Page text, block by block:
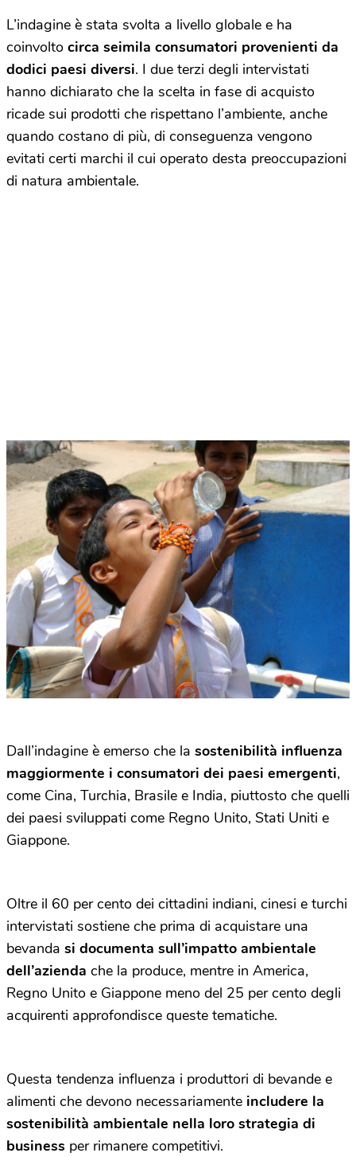
L’indagine è stata svolta a livello globale e ha
coinvolto circa seimila consumatori provenienti da
dodici paesi diversi. I due terzi degli intervistati
hanno dichiarato che la scelta in fase di acquisto
ricade sui prodotti che rispettano l’ambiente, anche
quando costano di più, di conseguenza vengono
evitati certi marchi il cui operato desta preoccupazioni
di natura ambientale.
Dall’indagine è emerso che la sostenibilità influenza
maggiormente i consumatori dei paesi emergenti,
come Cina, Turchia, Brasile e India, piuttosto che quelli
dei paesi sviluppati come Regno Unito, Stati Uniti e
Giappone.
Oltre il 60 per cento dei cittadini indiani, cinesi e turchi
intervistati sostiene che prima di acquistare una
bevanda si documenta sull’impatto ambientale
dell’azienda che la produce, mentre in America,
Regno Unito e Giappone meno del 25 per cento degli
acquirenti approfondisce queste tematiche.
Questa tendenza influenza i produttori di bevande e
alimenti che devono necessariamente includere la
sostenibilità ambientale nella loro strategia di
business per rimanere competitivi.